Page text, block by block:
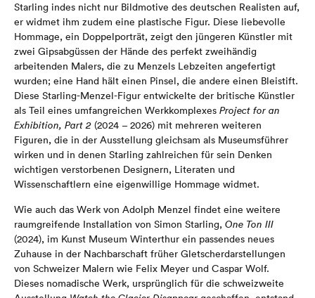
Starling indes nicht nur Bildmotive des deutschen Realisten auf,
er widmet ihm zudem eine plastische Figur. Diese liebevolle
Hommage, ein Doppelporträt, zeigt den jüngeren Künstler mit
zwei Gipsabgüssen der Hände des perfekt zweihändig
arbeitenden Malers, die zu Menzels Lebzeiten angefertigt
wurden; eine Hand hält einen Pinsel, die andere einen Bleistift.
Diese Starling-Menzel-Figur entwickelte der britische Künstler
als Teil eines umfangreichen Werkkomplexes Project for an
Exhibition, Part 2 (2024 – 2026) mit mehreren weiteren
Figuren, die in der Ausstellung gleichsam als Museumsführer
wirken und in denen Starling zahlreichen für sein Denken
wichtigen verstorbenen Designern, Literaten und
Wissenschaftlern eine eigenwillige Hommage widmet.
Wie auch das Werk von Adolph Menzel findet eine weitere
raumgreifende Installation von Simon Starling, One Ton III
(2024), im Kunst Museum Winterthur ein passendes neues
Zuhause in der Nachbarschaft früher Gletscherdarstellungen
von Schweizer Malern wie Felix Meyer und Caspar Wolf.
Dieses nomadische Werk, ursprünglich für die schweizweite